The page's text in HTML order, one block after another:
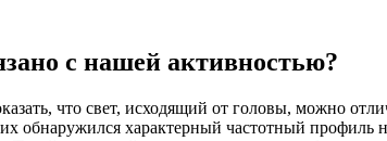
с нашей активностью?
что свет, исходящий от головы, можно
характерный частотный профиль